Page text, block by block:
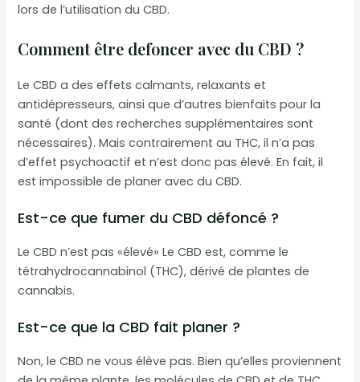
lors de l’utilisation du CBD.
Comment être defoncer avec du CBD ?
Le CBD a des effets calmants, relaxants et
antidépresseurs, ainsi que d’autres bienfaits pour la
santé (dont des recherches supplémentaires sont
nécessaires). Mais contrairement au THC, il n’a pas
d’effet psychoactif et n’est donc pas élevé. En fait, il
est impossible de planer avec du CBD.
Est-ce que fumer du CBD défoncé ?
Le CBD n’est pas «élevé» Le CBD est, comme le
tétrahydrocannabinol (THC), dérivé de plantes de
cannabis.
Est-ce que la CBD fait planer ?
Non, le CBD ne vous élève pas. Bien qu’elles proviennent